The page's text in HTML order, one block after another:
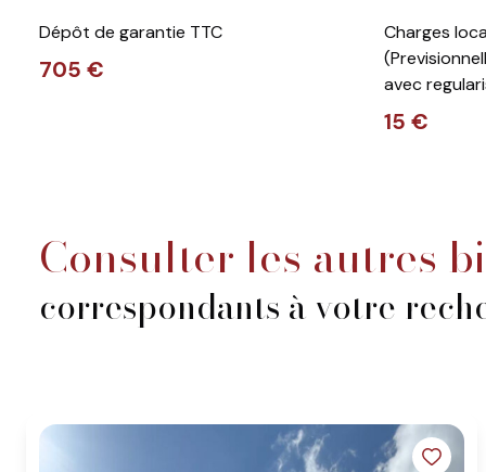
Dépôt de garantie TTC
705 €
Charges
avec
15 €
consulter les autres
correspondants à votre